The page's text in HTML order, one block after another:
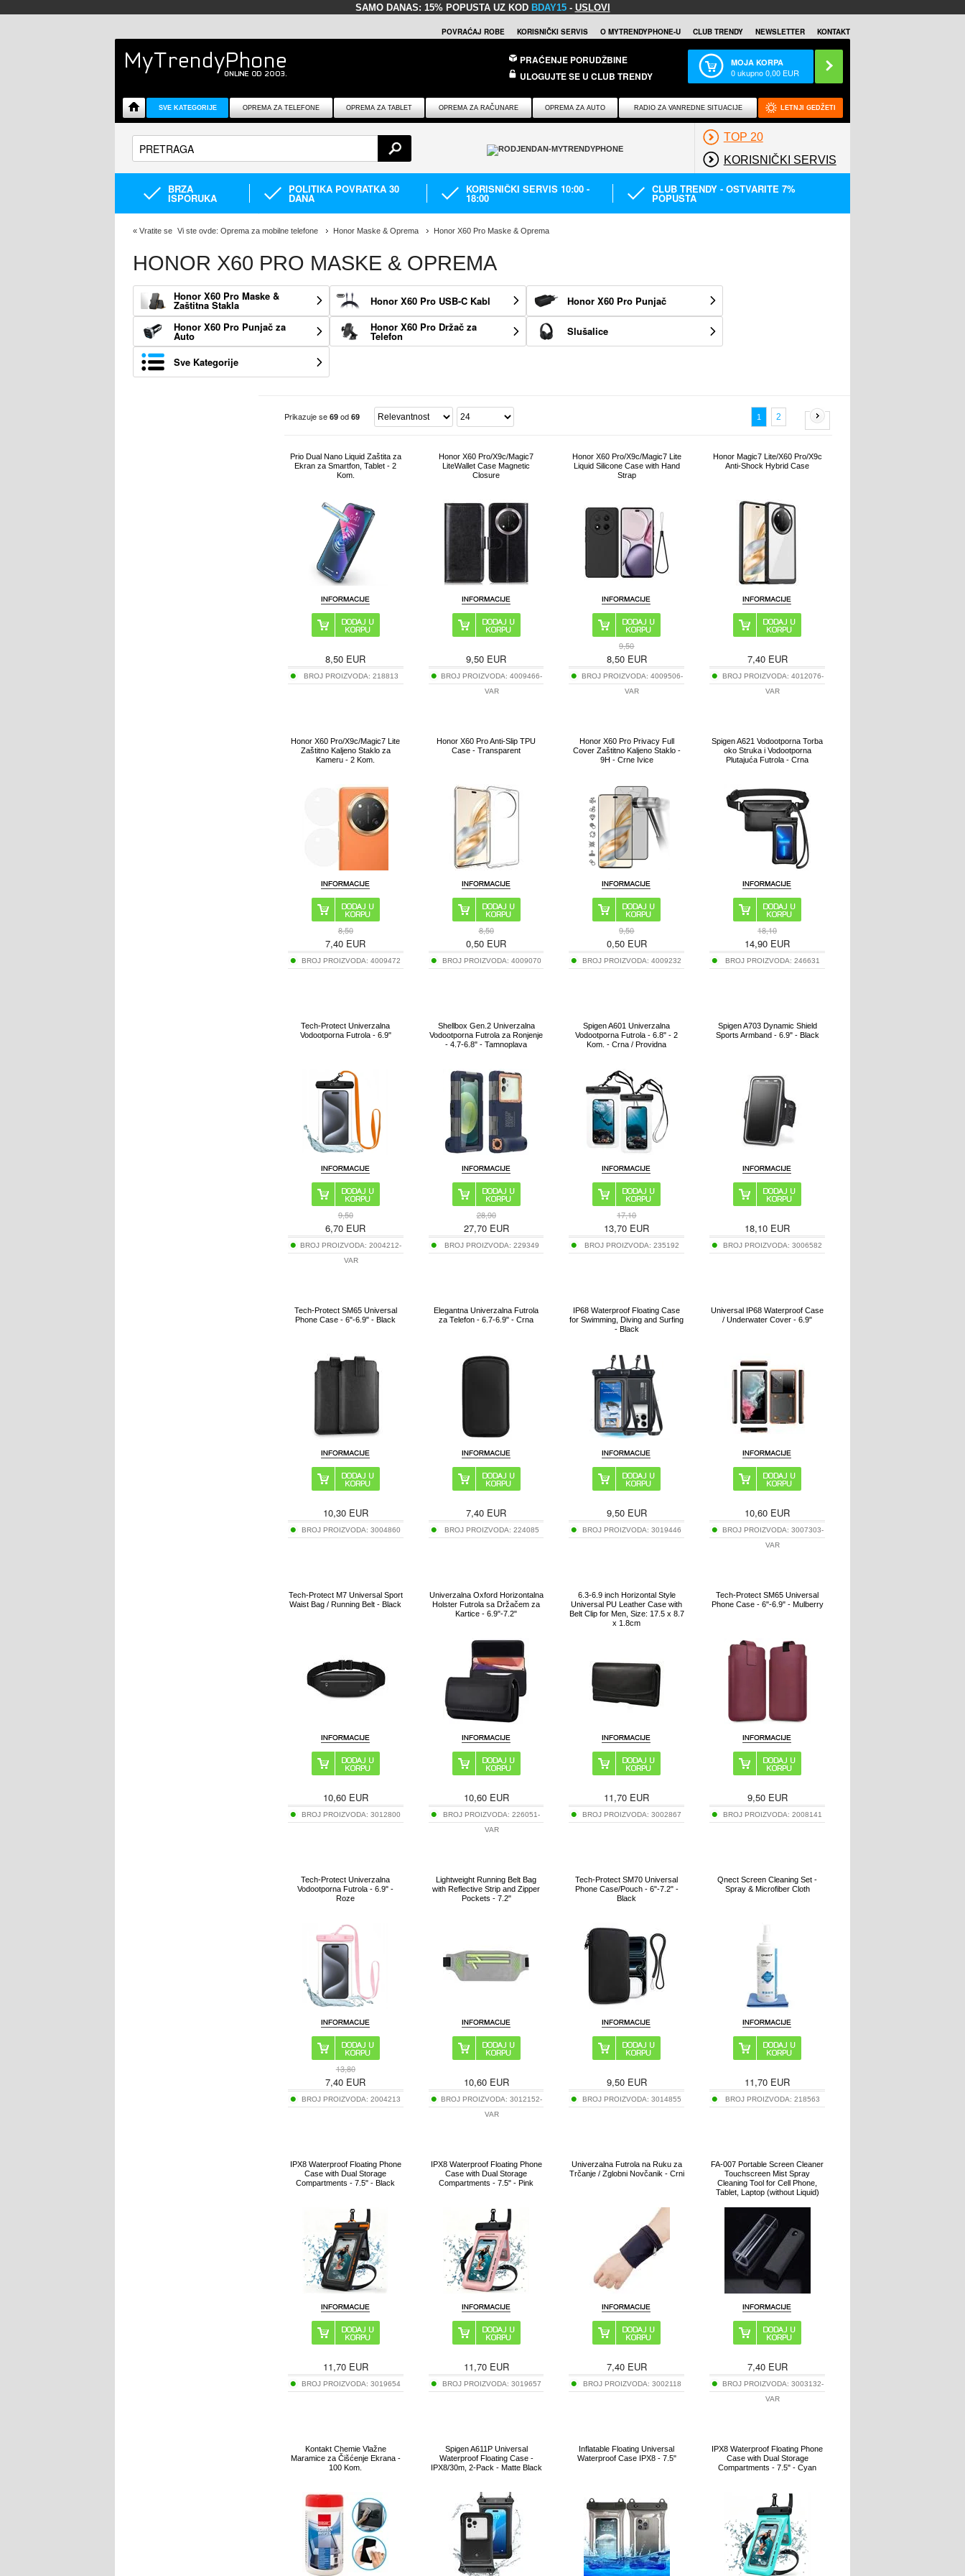
SAMO DANAS: 15% POPUSTA UZ KOD BDAY15 - USLOVI
POVRAĆAJ ROBE KORISNIČKI SERVIS O MYTRENDYPHONE-U CLUB TRENDY NEWSLETTER KONTAKT
PRAĆENJE PORUDŽBINE
ULOGUJTE SE U CLUB TRENDY
MOJA KORPA
0ukupno0,00 EUR
SVE KATEGORIJE OPREMA ZA TELEFONE OPREMA ZA TABLET OPREMA ZA RAČUNARE OPREMA ZA AUTO RADIO ZA VANREDNE SITUACIJE LETNJI GEDŽETI
TOP 20
KORISNIČKI SERVIS
BRZA
ISPORUKA
POLITIKA POVRATKA 30
DANA
KORISNIČKI SERVIS 10:00 -
18:00
CLUB TRENDY - OSTVARITE 7%
POPUSTA
« Vratite se Vi ste ovde: Oprema za mobilne telefone Honor Maske & Oprema Honor X60 Pro Maske & Oprema
HONOR X60 PRO MASKE & OPREMA
Honor X60 Pro Maske &
Zaštitna Stakla Honor X60 Pro USB-C Kabl
Honor X60 Pro Punjač
Honor X60 Pro Punjač za
Auto
Honor X60 Pro Držač za
Telefon Slušalice
Sve Kategorije
Prikazuje se 69 od 69 1 2
Prio Dual Nano Liquid Zaštita za
Ekran za Smartfon, Tablet - 2
Kom.
8,50 EUR
BROJ PROIZVODA: 218813
Honor X60 Pro/X9c/Magic7
LiteWallet Case Magnetic
Closure
9,50 EUR
BROJ PROIZVODA:4009466-
VAR
Honor X60 Pro/X9c/Magic7 Lite
Liquid Silicone Case with Hand
Strap
9,50
8,50EUR
BROJ PROIZVODA: 4009506-
VAR
Honor Magic7 Lite/X60 Pro/X9c
Anti-Shock Hybrid Case
7,40EUR
BROJ PROIZVODA: 4012076-
VAR
Honor X60 Pro/X9c/Magic7 Lite
Zaštitno Kaljeno Staklo za
Kameru - 2 Kom.
8,50
7,40 EUR
BROJ PROIZVODA: 4009472
Honor X60 Pro Anti-Slip TPU
Case - Transparent
8,50
0,50 EUR
BROJ PROIZVODA: 4009070
Honor X60 Pro Privacy Full
Cover Zaštitno Kaljeno Staklo -
9H - Crne Ivice
9,50
0,50EUR
BROJ PROIZVODA:4009232
Spigen A621 Vodootporna Torba
oko Struka i Vodootporna
Plutajuća Futrola - Crna
18,10
14,90 EUR
BROJ PROIZVODA:246631
Tech-Protect Univerzalna
Vodootporna Futrola - 6.9"
9,50
6,70 EUR
BROJ PROIZVODA:2004212-
VAR
Shellbox Gen.2 Univerzalna
Vodootporna Futrola za Ronjenje
- 4.7-6.8" - Tamnoplava
28,90
27,70EUR
BROJ PROIZVODA: 229349
Spigen A601 Univerzalna
Vodootporna Futrola - 6.8" - 2
Kom. - Crna / Providna
17,10
13,70 EUR
BROJ PROIZVODA:235192
Spigen A703 Dynamic Shield
Sports Armband - 6.9" - Black
18,10 EUR
BROJ PROIZVODA:3006582
Tech-Protect SM65 Universal
Phone Case - 6"-6.9" - Black
10,30EUR
BROJ PROIZVODA: 3004860
Elegantna Univerzalna Futrola
za Telefon - 6.7-6.9" - Crna
7,40 EUR
BROJ PROIZVODA: 224085
IP68 Waterproof Floating Case
for Swimming, Diving and Surfing
- Black
9,50EUR
BROJ PROIZVODA:3019446
Universal IP68 Waterproof Case
/ Underwater Cover - 6.9"
10,60 EUR
BROJ PROIZVODA: 3007303-
VAR
Tech-Protect M7 Universal Sport
Waist Bag / Running Belt - Black
10,60EUR
BROJ PROIZVODA: 3012800
Univerzalna Oxford Horizontalna
Holster Futrola sa Držačem za
Kartice - 6.9"-7.2"
10,60EUR
BROJ PROIZVODA:226051-
VAR
6.3-6.9 inch Horizontal Style
Universal PU Leather Case with
Belt Clip for Men, Size: 17.5 x 8.7
x 1.8cm
11,70 EUR
BROJ PROIZVODA:3002867
Tech-Protect SM65 Universal
Phone Case - 6"-6.9" - Mulberry
9,50EUR
BROJ PROIZVODA:2008141
Tech-Protect Univerzalna
Vodootporna Futrola - 6.9" -
Roze
13,80
7,40 EUR
BROJ PROIZVODA: 2004213
Lightweight Running Belt Bag
with Reflective Strip and Zipper
Pockets - 7.2"
10,60EUR
BROJ PROIZVODA:3012152-
VAR
Tech-Protect SM70 Universal
Phone Case/Pouch - 6"-7.2" -
Black
9,50EUR
BROJ PROIZVODA:3014855
Qnect Screen Cleaning Set -
Spray & Microfiber Cloth
11,70 EUR
BROJ PROIZVODA:218563
IPX8 Waterproof Floating Phone
Case with Dual Storage
Compartments - 7.5" - Black
11,70EUR
BROJ PROIZVODA: 3019654
IPX8 Waterproof Floating Phone
Case with Dual Storage
Compartments - 7.5" - Pink
11,70EUR
BROJ PROIZVODA: 3019657
Univerzalna Futrola na Ruku za
Trčanje / Zglobni Novčanik - Crni
7,40EUR
BROJ PROIZVODA: 3002118
FA-007 Portable Screen Cleaner
Touchscreen Mist Spray
Cleaning Tool for Cell Phone,
Tablet, Laptop (without Liquid)
7,40EUR
BROJ PROIZVODA: 3003132-
VAR
Kontakt Chemie Vlažne
Maramice za Čišćenje Ekrana -
100 Kom.
Spigen A611P Universal
Waterproof Floating Case -
IPX8/30m, 2-Pack - Matte Black
Inflatable Floating Universal
Waterproof Case IPX8 - 7.5"
IPX8 Waterproof Floating Phone
Case with Dual Storage
Compartments - 7.5" - Cyan